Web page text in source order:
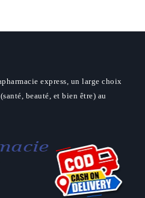
express, un large choix
beauté, et bien être) au